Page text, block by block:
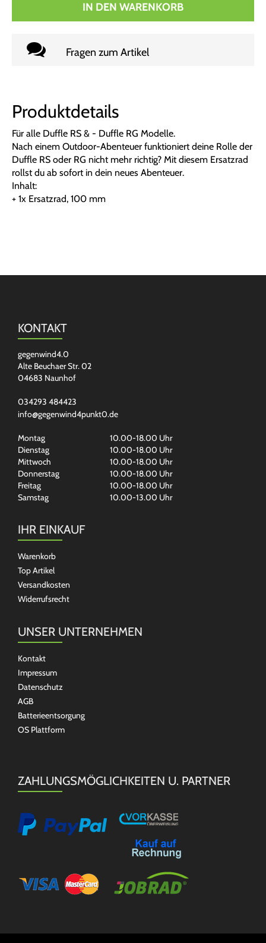
IN DEN WARENKORB
Fragen zum Artikel
Produktdetails
Für alle Duffle RS & - Duffle RG Modelle.
Nach einem Outdoor-Abenteuer funktioniert deine Rolle der
Duffle RS oder RG nicht mehr richtig? Mit diesem Ersatzrad
rollst du ab sofort in dein neues Abenteuer.
Inhalt:
+ 1x Ersatzrad, 100 mm
KONTAKT
gegenwind4.0
Alte Beuchaer Str. 02
04683 Naunhof
034293 484423
info@gegenwind4punkt0.de
Montag
10.00-18.00 Uhr
Dienstag
10.00-18.00 Uhr
Mittwoch
10.00-18.00 Uhr
Donnerstag
10.00-18.00 Uhr
Freitag
10.00-18.00 Uhr
Samstag
10.00-13.00 Uhr
IHR EINKAUF
Warenkorb
Top Artikel
Versandkosten
Widerrufsrecht
UNSER UNTERNEHMEN
Kontakt
Impressum
Datenschutz
AGB
Batterieentsorgung
OS Plattform
ZAHLUNGSMÖGLICHKEITEN U. PARTNER